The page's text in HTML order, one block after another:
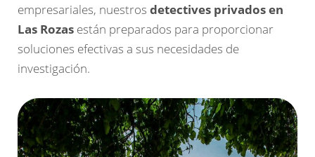
empresariales, nuestros detectives privados en
Las Rozas están preparados para proporcionar
soluciones efectivas a sus necesidades de
investigación.